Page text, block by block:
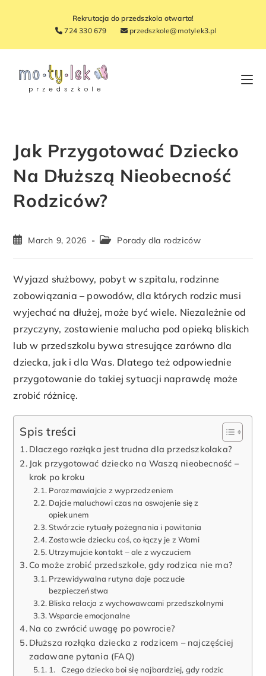
Rekrutacja do przedszkola otwarta!
724 330 679
przedszkole@motylek3.pl
Jak Przygotować Dziecko
Na Dłuższą Nieobecność
Rodziców?
March 9, 2026 Porady dla rodziców
Wyjazd służbowy, pobyt w szpitalu, rodzinne
zobowiązania – powodów, dla których rodzic musi
wyjechać na dłużej, może być wiele. Niezależnie od
przyczyny, zostawienie malucha pod opieką bliskich
lub w przedszkolu bywa stresujące zarówno dla
dziecka, jak i dla Was. Dlatego też odpowiednie
przygotowanie do takiej sytuacji naprawdę może
zrobić różnicę.
Spis treści
Dlaczego rozłąka jest trudna dla przedszkolaka?
Jak przygotować dziecko na Waszą nieobecność –
krok po kroku
Porozmawiajcie z wyprzedzeniem
Dajcie maluchowi czas na oswojenie się z
opiekunem
Stwórzcie rytuały pożegnania i powitania
Zostawcie dziecku coś, co łączy je z Wami
Utrzymujcie kontakt – ale z wyczuciem
Co może zrobić przedszkole, gdy rodzica nie ma?
Przewidywalna rutyna daje poczucie
bezpieczeństwa
Bliska relacja z wychowawcami przedszkolnymi
Wsparcie emocjonalne
Na co zwrócić uwagę po powrocie?
Dłuższa rozłąka dziecka z rodzicem – najczęściej
zadawane pytania (FAQ)
1. Czego dziecko boi się najbardziej, gdy rodzic